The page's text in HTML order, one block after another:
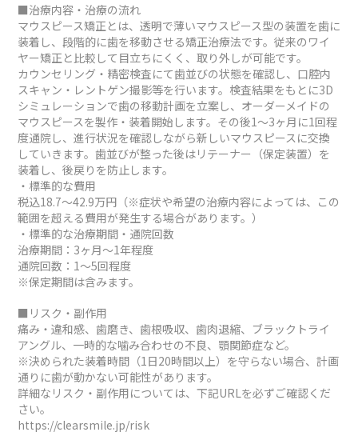
■治療内容・治療の流れ
マウスピース矯正とは、透明で薄いマウスピース型の装置を歯に
装着し、段階的に歯を移動させる矯正治療法です。従来のワイ
ヤー矯正と比較して目立ちにくく、取り外しが可能です。
カウンセリング・精密検査にて歯並びの状態を確認し、口腔内
スキャン・レントゲン撮影等を行います。検査結果をもとに3D
シミュレーションで歯の移動計画を立案し、オーダーメイドの
マウスピースを製作・装着開始します。その後1～3ヶ月に1回程
度通院し、進行状況を確認しながら新しいマウスピースに交換
していきます。歯並びが整った後はリテーナー（保定装置）を
装着し、後戻りを防止します。
・標準的な費用
税込18.7～42.9万円（※症状や希望の治療内容によっては、この
範囲を超える費用が発生する場合があります。）
・標準的な治療期間・通院回数
治療期間：3ヶ月～1年程度
通院回数：1～5回程度
※保定期間は含みます。
■リスク・副作用
痛み・違和感、歯磨き、歯根吸収、歯肉退縮、ブラックトライ
アングル、一時的な噛み合わせの不良、顎関節症など。
※決められた装着時間（1日20時間以上）を守らない場合、計画
通りに歯が動かない可能性があります。
詳細なリスク・副作用については、下記URLを必ずご確認くだ
さい。
https://clearsmile.jp/risk